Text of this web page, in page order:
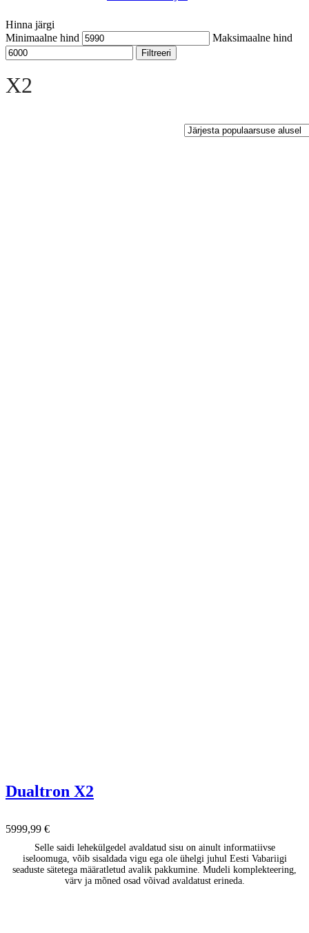
Hinna järgi
Minimaalne hind
Maksimaalne hind
Filtreeri
X2
Dualtron X2
5999,99 €
Selle saidi lehekülgedel avaldatud sisu on ainult informatiivse
iseloomuga, võib sisaldada vigu ega ole ühelgi juhul Eesti Vabariigi
seaduste sätetega määratletud avalik pakkumine. Mudeli komplekteering,
värv ja mõned osad võivad avaldatust erineda.